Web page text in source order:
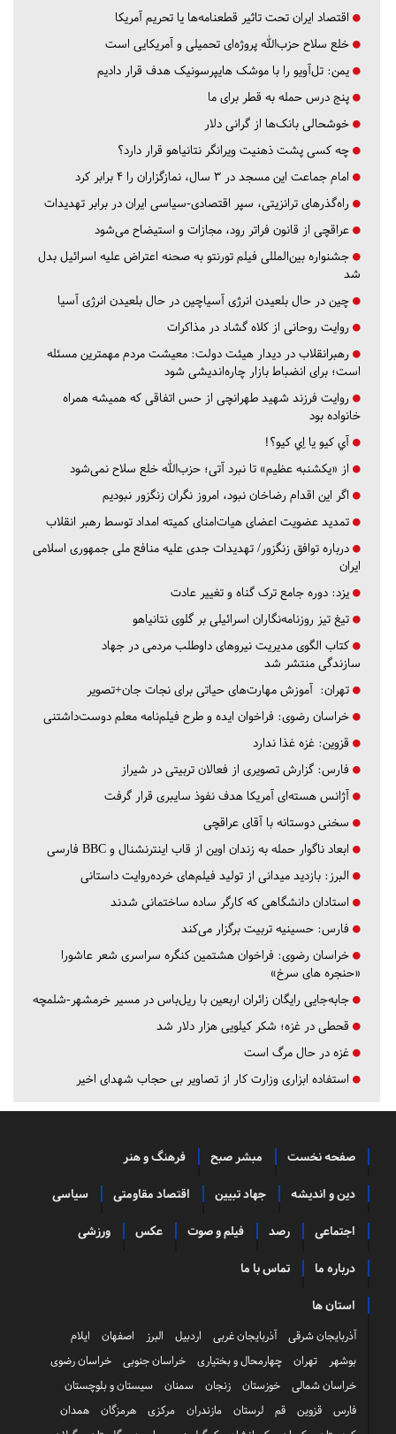
اقتصاد ایران تحت تاثیر قطعنامه‌ها یا تحریم‌ آمریکا
خلع سلاح حزب‌الله پروژه‌ای تحمیلی و آمریکایی است
یمن: تل‌آویو را با موشک هایپرسونیک هدف قرار دادیم
پنج درس‌ حمله به قطر برای ما
خوشحالی بانک‌ها از گرانی دلار
چه کسی پشت ذهنیت ویرانگر نتانیاهو قرار دارد؟
امام جماعت این مسجد در ۳ سال، نمازگزاران را ۴ برابر کرد
راه‌گذرهای ترانزیتی، سپر اقتصادی-سیاسی ایران در برابر تهدیدات
عراقچی از قانون فراتر رود، مجازات و استیضاح می‌شود
جشنواره بین‌المللی فیلم تورنتو به صحنه اعتراض علیه اسرائیل بدل
شد
چین در حال بلعیدن انرژی آسیاچین در حال بلعیدن انرژی آسیا
روایت روحانی از کلاه گشاد در مذاکرات
رهبرانقلاب در دیدار هیئت دولت: معیشت مردم مهمترین مسئله
است؛ برای انضباط بازار چاره‌اندیشی شود
روایت فرزند شهید طهرانچی از حس اتفاقی که همیشه همراه
خانواده بود
آي كيو يا اِي كيو؟!
از «یکشنبه عظیم» تا نبرد آتی؛ حزب‌الله خلع سلاح نمی‌شود
اگر این اقدام رضاخان نبود، امروز نگران زنگزور نبودیم
تمدید عضویت اعضای هیات‌امنای کمیته امداد توسط رهبر انقلاب
درباره توافق زنگزور/ تهدیدات جدی علیه منافع ملی جمهوری اسلامی
ایران
یزد: دوره جامع ترک گناه و تغییر عادت
تیغ تیز روزنامه‌نگاران اسرائیلی بر گلوی نتانیاهو
کتاب الگوی مدیریت نیروهای داوطلب مردمی در جهاد
سازندگی منتشر شد
تهران: آموزش مهارت‌های حیاتی برای نجات جان+تصویر
خراسان رضوی: فراخوان ایده و طرح فیلم‌نامه معلم دوست‌داشتنی
قزوین: غزه غذا ندارد
فارس: گزارش تصویری از فعالان تربیتی در شیراز
آژانس هسته‌ای آمریکا هدف نفوذ سایبری قرار گرفت
سخنی دوستانه با آقای عراقچی
ابعاد ناگوار حمله به زندان اوین از قاب اینترنشنال و BBC فارسی
البرز: بازدید میدانی از تولید فیلم‌های خرده‌روایت داستانی
استادان دانشگاهی که کارگر ساده ساختمانی شدند
فارس: حسینیه تربیت برگزار می‌کند
خراسان رضوی: فراخوان هشتمین کنگره سراسری شعر عاشورا
«حنجره های سرخ»
جابه‌جایی رایگان زائران اربعین با ریل‌باس در مسیر خرمشهر-شلمچه
قحطی در غزه؛ شکر کیلویی هزار دلار شد
غزه در حال مرگ است
استفاده ابزاری وزارت کار از تصاویر بی حجاب شهدای اخیر
صفحه نخست مبشر صبح فرهنگ و هنر
دین و اندیشه جهاد تبیین اقتصاد مقاومتی سیاسی
اجتماعی رصد فیلم و صوت عکس ورزشی
درباره ما تماس با ما
استان ها
آذربایجان شرقی آذربایجان غربی اردبیل البرز اصفهان
ایلام
بوشهر
تهران چهارمحال و بختیاری خراسان جنوبی
خراسان رضوی
خراسان شمالی
خوزستان زنجان سمنان
سیستان و بلوچستان
فارس
قزوین قم لرستان مازندران مرکزی هرمزگان
همدان